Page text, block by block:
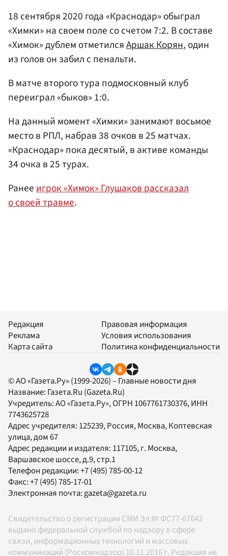
18 сентября 2020 года «Краснодар» обыграл
«Химки» на своем поле со счетом 7:2. В составе
«Химок» дублем отметилсяАршак Корян, один
из голов он забил с пенальти.
В матче второго тура подмосковный клуб
переиграл «быков» 1:0.
На данный момент «Химки» занимают восьмое
место в РПЛ, набрав 38 очков в 25 матчах.
«Краснодар» пока десятый, в активе команды
34 очка в 25 турах.
Ранееигрок «Химок» Глушаков рассказал
о своей травме.
Редакция
Реклама
Карта сайта
Правовая информация
Условия использования
Политика конфиденциальности
© АО «Газета.Ру» (1999-2026) – Главные новости дня
Название: Газета.Ru (Gazeta.Ru)
Учредитель:АО «Газета.Ру», ОГРН 1067761730376, ИНН
7743625728
Адрес учредителя: 125239, Россия, Москва, Коптевская
улица, дом 67
Адрес редакции и издателя: 117105, г. Москва,
Варшавское шоссе, д.9, стр.1
Телефон редакции:+7 (495) 785-00-12
Факс:+7 (495) 785-17-01
Электронная почта: gazeta@gazeta.ru
Свидетельство о регистрации СМИ Эл № ФС77-67642
выдано федеральной службой по надзору в сфере
связи, информационных технологий и массовых
коммуникаций (Роскомнадзор) 10.11.2016 г. Редакция не